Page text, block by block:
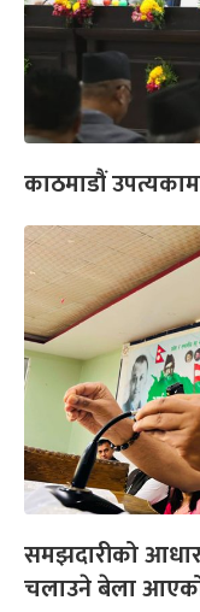
काठमाडौं
समझदारीको
चलाउने बेला